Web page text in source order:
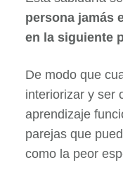
persona jamás
en la siguiente
De modo que
interiorizar y ser
aprendizaje
parejas que
como la peor